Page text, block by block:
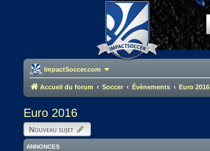
ImpactSoccer.com
Accueil du forum Soccer Évènements Euro 2016
Euro 2016
Nouveau sujet
ANNONCES